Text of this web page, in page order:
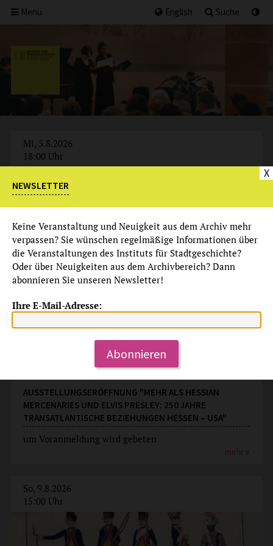
Menü English Suche
Mi, 5.8.2026
18:00 Uhr
Ausstellungseröffnung
AUSSTELLUNGSERÖFFNUNG "MEHR ALS HESSIAN
MERCENARIES UND ELVIS PRESLEY: 250 JAHRE
TRANSATLANTISCHE BEZIEHUNGEN HESSEN – USA"
um Voranmeldung wird gebeten
mehr
So, 9.8.2026
15:00 Uhr
X
NEWSLETTER
Keine Veranstaltung und Neuigkeit aus dem Archiv mehr
verpassen? Sie wünschen regelmäßige Informationen über
die Veranstaltungen des Instituts für Stadtgeschichte?
Oder über Neuigkeiten aus dem Archivbereich? Dann
abonnieren Sie unseren Newsletter!
Ihre E-Mail-Adresse:
Abonnieren